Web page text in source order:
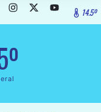
NÂº 6236/19 del
14.5º